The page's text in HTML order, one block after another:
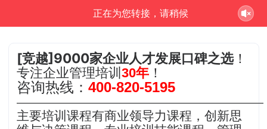
竞**问正在为您服务
[竞越]9000家企业人才发展口碑之选！
专注企业管理培训30年 ！
咨询热线：400-820-5195
———————————————————————
主要培训课程有商业领导力课程，创新思